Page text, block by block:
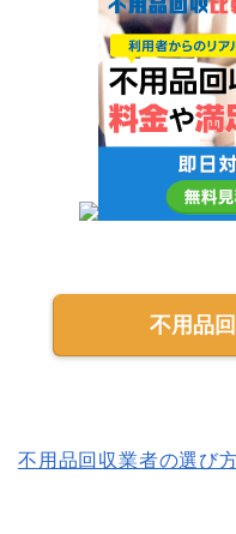
不用品
不用品回収業者の選び